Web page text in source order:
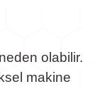
olabilir.
makine